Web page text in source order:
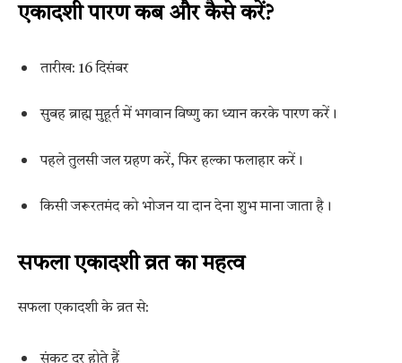
एकादशी पारण कब और कैसे करें?
तारीख: 16 दिसंबर
सुबह ब्राह्म मुहूर्त में भगवान विष्णु का ध्यान करके पारण करें।
पहले तुलसी जल ग्रहण करें, फिर हल्का फलाहार करें।
किसी जरूरतमंद को भोजन या दान देना शुभ माना जाता है।
सफला एकादशी व्रत का महत्व
सफला एकादशी के व्रत से:
संकट दूर होते हैं